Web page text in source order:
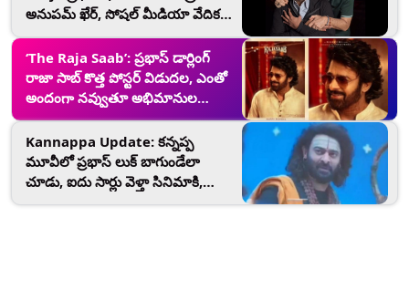
అనుప‌మ్ ఖేర్, సోష‌ల్ మీడియా వేదిక‌గా
ప్రకటించిన బాలీవుడ్ నటుడు
‘The Raja Saab’: ప్రభాస్ డార్లింగ్
రాజా సాబ్ కొత్త పోస్టర్ విడుదల, ఎంతో
అందంగా నవ్వుతూ అభిమానుల
హృదయాలను కొల్లగొడుతున్న రెబల్ స్టార్
Kannappa Update: కన్నప్ప
మూవీలో ప్రభాస్ లుక్ బాగుండేలా
చూడు, ఐదు సార్లు వెళ్తా సినిమాకి,